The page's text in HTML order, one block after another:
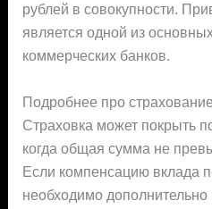
рублей в совокупности.
является одной из
коммерческих банков.
Подробнее про страхование
Страховка может покрыть
когда общая сумма не
Если компенсацию вклада
необходимо дополнительно